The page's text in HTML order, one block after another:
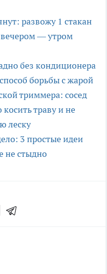
развожу 1 стакан
— утром
без кондиционера
борьбы с жарой
триммера: сосед
косить траву и не
леску
3 простые идеи
не стыдно